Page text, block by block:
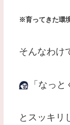
※育ってきた環
そんなわけ
「なっ
とスッキリ